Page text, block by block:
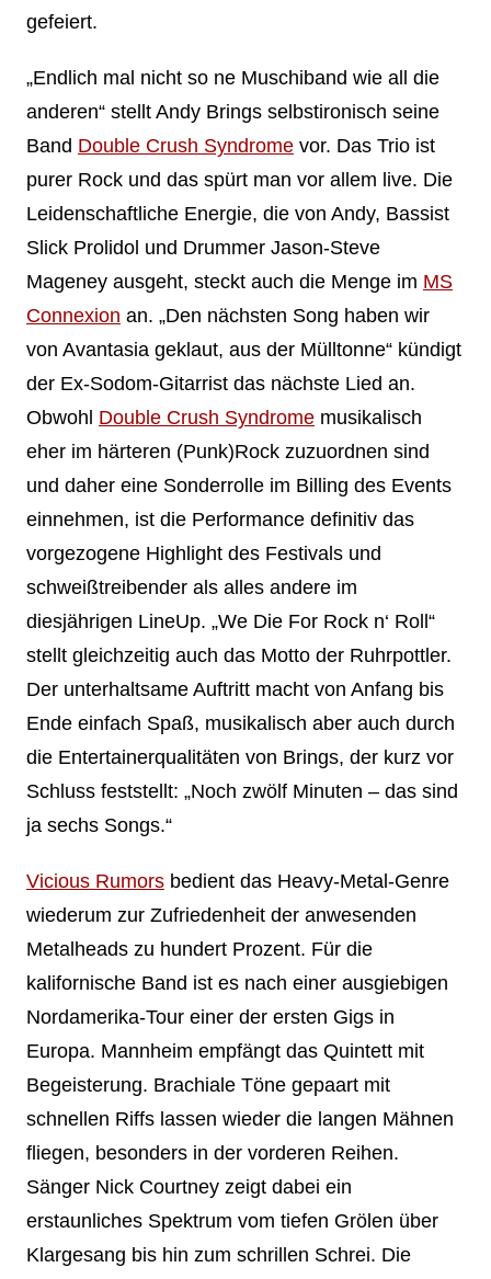
gefeiert.
„Endlich mal nicht so ne Muschiband wie all die
anderen“ stellt Andy Brings selbstironisch seine
Band Double Crush Syndromevor. Das Trio ist
purer Rock und das spürt man vor allem live. Die
Leidenschaftliche Energie, die von Andy, Bassist
Slick Prolidol und Drummer Jason-Steve
Mageney ausgeht, steckt auch die Menge im MS
Connexion an. „Den nächsten Song haben wir
von Avantasia geklaut, aus der Mülltonne“ kündigt
der Ex-Sodom-Gitarrist das nächste Lied an.
Obwohl Double Crush Syndromemusikalisch
eher im härteren (Punk)Rock zuzuordnen sind
und daher eine Sonderrolle im Billing des Events
einnehmen, ist die Performance definitiv das
vorgezogene Highlight des Festivals und
schweißtreibender als alles andere im
diesjährigen LineUp. „We Die For Rock n‘ Roll“
stellt gleichzeitig auch das Motto der Ruhrpottler.
Der unterhaltsame Auftritt macht von Anfang bis
Ende einfach Spaß, musikalisch aber auch durch
die Entertainerqualitäten von Brings, der kurz vor
Schluss feststellt: „Noch zwölf Minuten – das sind
ja sechs Songs.“
Vicious Rumorsbedient das Heavy-Metal-Genre
wiederum zur Zufriedenheit der anwesenden
Metalheads zu hundert Prozent. Für die
kalifornische Band ist es nach einer ausgiebigen
Nordamerika-Tour einer der ersten Gigs in
Europa. Mannheim empfängt das Quintett mit
Begeisterung. Brachiale Töne gepaart mit
schnellen Riffs lassen wieder die langen Mähnen
fliegen, besonders in der vorderen Reihen.
Sänger Nick Courtney zeigt dabei ein
erstaunliches Spektrum vom tiefen Grölen über
Klargesang bis hin zum schrillen Schrei. Die